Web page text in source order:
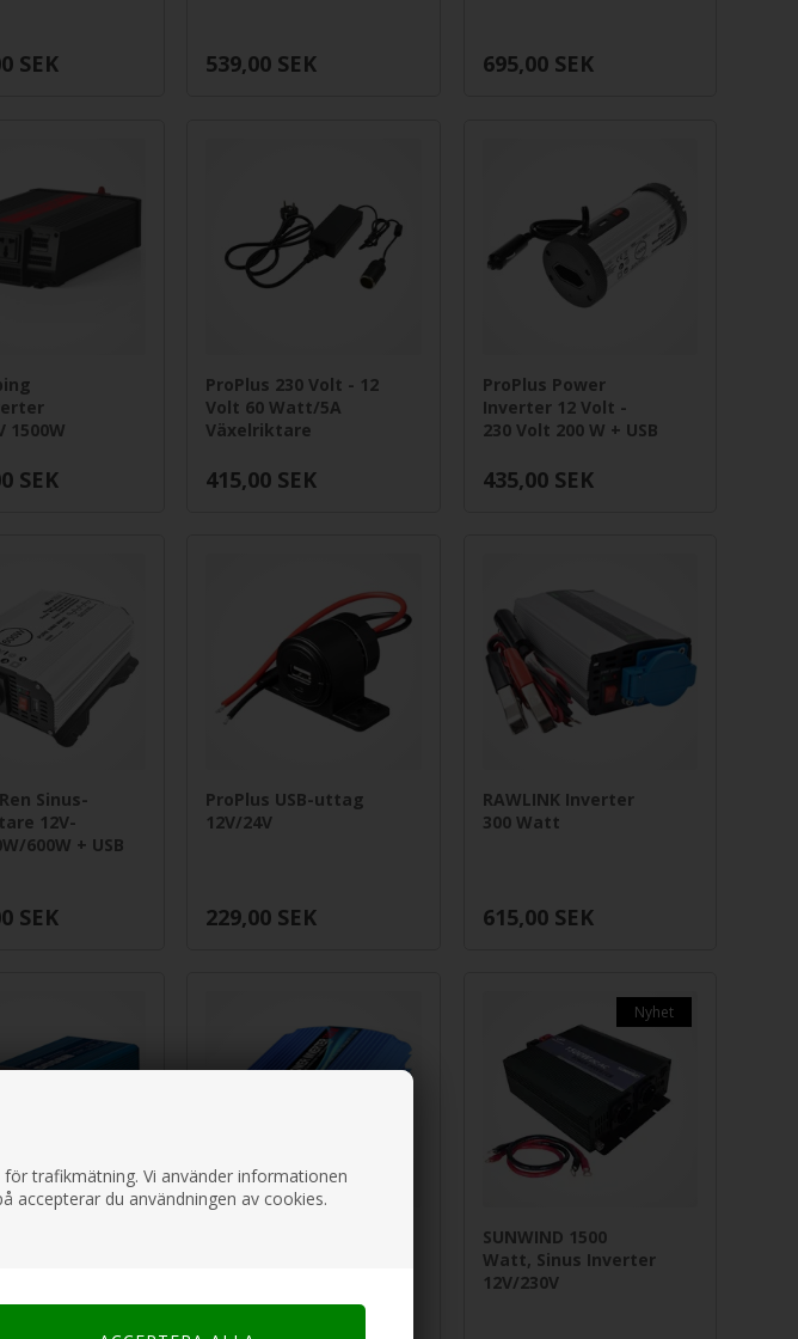
trafikmätning. Vi använder informationen
accepterar du användningen av cookies.
SEK 539,00 SEK 695,00 SEK
1500W
SEK
ProPlus 230 Volt - 12
Volt 60 Watt/5A
Växelriktare
415,00 SEK
ProPlus Power
Inverter 12 Volt -
230 Volt 200 W + USB
435,00 SEK
Sinus-
12V-
600W + USB
SEK
ProPlus USB-uttag
12V/24V
229,00 SEK
RAWLINK Inverter
300 Watt
615,00 SEK
med USB anslutning.
Nyhet
SUNWIND 1500
Watt, Sinus Inverter
12V/230V